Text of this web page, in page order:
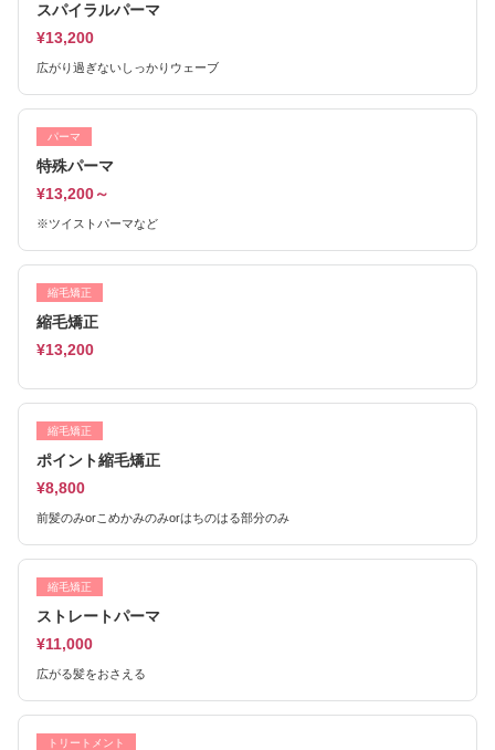
スパイラルパーマ
¥13,200
広がり過ぎないしっかりウェーブ
パーマ
特殊パーマ
¥13,200～
※ツイストパーマなど
縮毛矯正
縮毛矯正
¥13,200
縮毛矯正
ポイント縮毛矯正
¥8,800
前髪のみorこめかみのみorはちのはる部分のみ
縮毛矯正
ストレートパーマ
¥11,000
広がる髪をおさえる
トリートメント